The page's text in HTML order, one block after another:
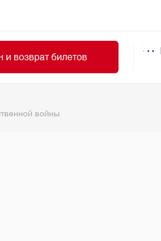
и возврат билетов
войны